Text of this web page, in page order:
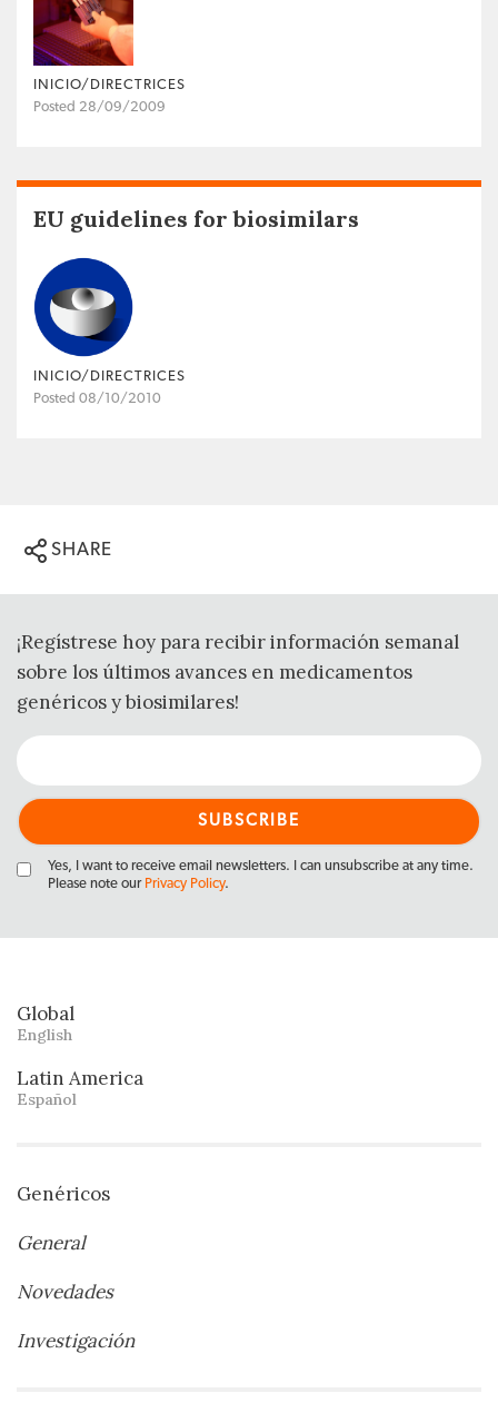
INICIO/DIRECTRICES
Posted 28/09/2009
EU guidelines for biosimilars
INICIO/DIRECTRICES
Posted 08/10/2010
SHARE
¡Regístrese hoy para recibir información semanal
sobre los últimos avances en medicamentos
genéricos y biosimilares!
Yes, I want to receive email newsletters. I can unsubscribe at any time.
Please note our Privacy Policy.
Global
English
Latin America
Español
Genéricos
General
Novedades
Investigación